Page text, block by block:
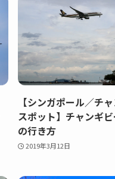
【シンガポール／チ
スポット】チャンギ
の行き方
2019年3月12日